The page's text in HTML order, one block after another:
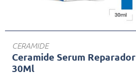
CERAMIDE
Ceramide Serum Reparador
30Ml